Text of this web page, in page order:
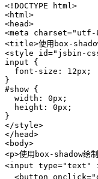
<!DOCTYPE html>
<html>
<head>
<meta charset="utf-
<title>使用box-
<style id="jsbin-
input {
  font-size: 12px;
}
#show {
  width: 0px;
  height: 0px;
}
</style>
</head>
<body>
<p>使用box-shadow绘
<input type="text"
<button